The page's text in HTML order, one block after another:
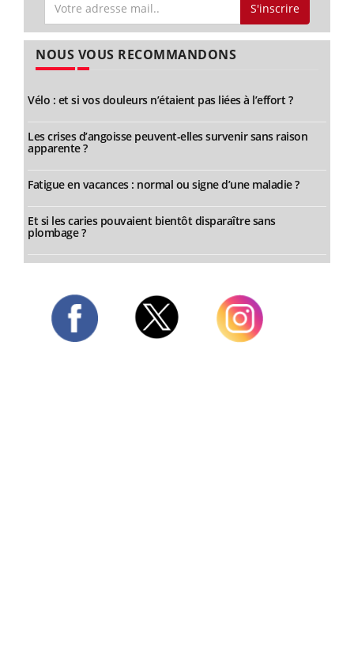
S'inscrire
NOUS VOUS RECOMMANDONS
Vélo : et si vos douleurs n’étaient pas liées à l’effort ?
Les crises d’angoisse peuvent-elles survenir sans raison
apparente ?
Fatigue en vacances : normal ou signe d’une maladie ?
Et si les caries pouvaient bientôt disparaître sans
plombage ?